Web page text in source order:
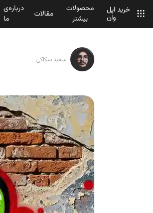
خرید اپل
وان
محصولات
بیشتر
مقالات
درباره‌ی
ما
سعید سکاکی